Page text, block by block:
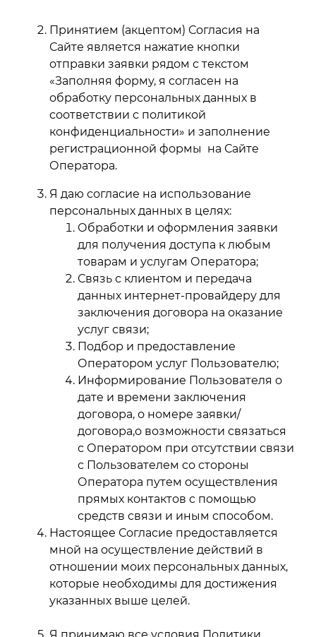
Принятием (акцептом) Согласия на
Сайте является нажатие кнопки
отправки заявки рядом с текстом
«Заполняя форму, я согласен на
обработку персональных данных в
соответствии с политикой
конфиденциальности» и заполнение
регистрационной формы на Сайте
Оператора.
Я даю согласие на использование
персональных данных в целях:
Обработки и оформления заявки
для получения доступа к любым
товарам и услугам Оператора;
Связь с клиентом и передача
данных интернет-провайдеру для
заключения договора на оказание
услуг связи;
Подбор и предоставление
Оператором услуг Пользователю;
Информирование Пользователя о
дате и времени заключения
договора, о номере заявки/
договора,о возможности связаться
с Оператором при отсутствии связи
с Пользователем со стороны
Оператора путем осуществления
прямых контактов с помощью
средств связи и иным способом.
Настоящее Согласие предоставляется
мной на осуществление действий в
отношении моих персональных данных,
которые необходимы для достижения
указанных выше целей.